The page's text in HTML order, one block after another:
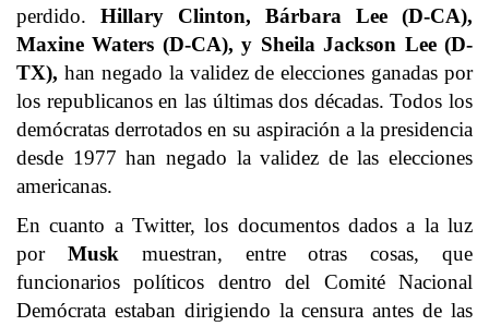
perdido. Hillary Clinton, Bárbara Lee (D-CA),
Maxine Waters (D-CA), y Sheila Jackson Lee (D-
TX), han negado la validez de elecciones ganadas por
los republicanos en las últimas dos décadas. Todos los
demócratas derrotados en su aspiración a la presidencia
desde 1977 han negado la validez de las elecciones
americanas.
En cuanto a Twitter, los documentos dados a la luz
por Musk muestran, entre otras cosas, que
funcionarios políticos dentro del Comité Nacional
Demócrata estaban dirigiendo la censura antes de las